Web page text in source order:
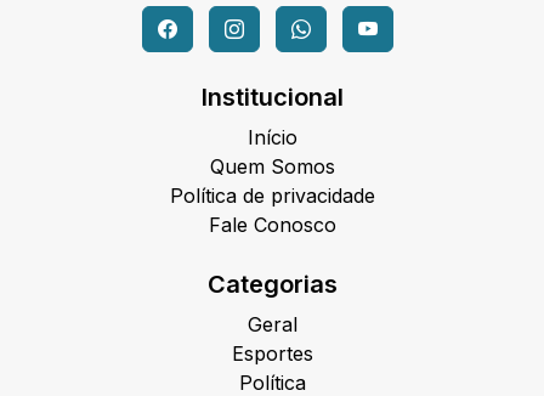
Institucional
Início
Quem Somos
Política de privacidade
Fale Conosco
Categorias
Geral
Esportes
Política